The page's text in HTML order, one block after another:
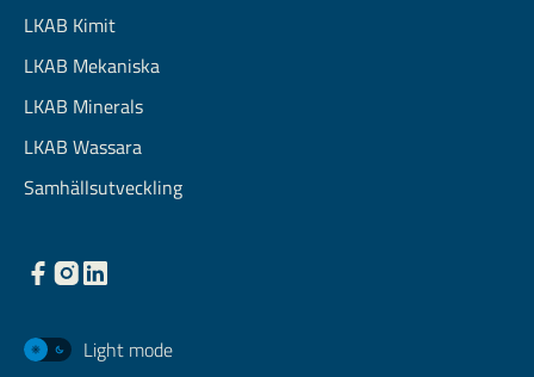
LKAB Kimit
LKAB Mekaniska
LKAB Minerals
LKAB Wassara
Samhällsutveckling
Light mode